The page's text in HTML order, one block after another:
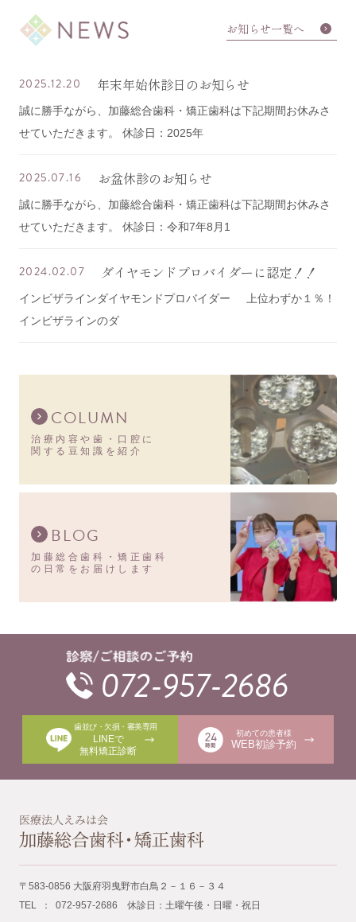
お知らせ一覧へ
2025.12.20 年末年始休診日のお知らせ
誠に勝手ながら、加藤総合歯科・矯正歯科は下記期間お休みさ
せていただきます。 休診日：2025年
2025.07.16 お盆休診のお知らせ
誠に勝手ながら、加藤総合歯科・矯正歯科は下記期間お休みさ
せていただきます。 休診日：令和7年8月1
2024.02.07 ダイヤモンドプロバイダーに認定！！
インビザラインダイヤモンドプロバイダー 上位わずか１％！
インビザラインのダ
COLUMN
治療内容や歯・口腔に
関する豆知識を紹介
BLOG
加藤総合歯科・矯正歯科
の日常をお届けします
072-957-2686
歯並び・欠損・審美専用
LINEで
無料矯正診断
初めての患者様
WEB初診予約
〒583-0856 大阪府羽曳野市白鳥２－１６－３４
TEL ： 072-957-2686 休診日：土曜午後・日曜・祝日